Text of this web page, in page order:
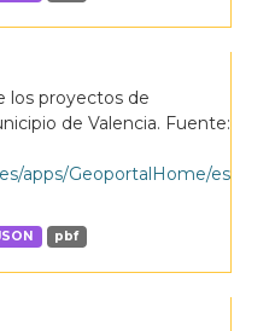
los proyectos de
de Valencia. Fuente:
apps/GeoportalHome/es
pbf